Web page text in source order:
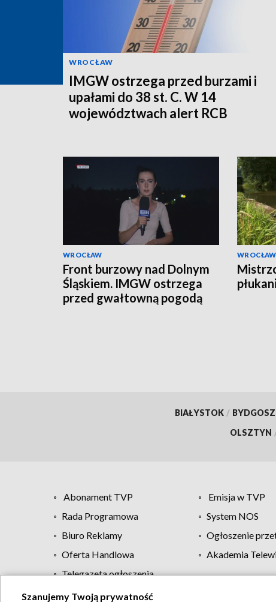
WROCŁAW
IMGW ostrzega przed burzami i
upałami do 38 st. C. W 14
województwach alert RCB
WROCŁAW
Front burzowy nad Dolnym
Śląskiem. IMGW ostrzega
przed gwałtowną pogodą
WROCŁAW
BIAŁYSTOK /
OLSZTYN
Abonament TVP Emisja w TVP
Rada Programowa
System NOS
Biuro Reklamy
Ogłoszenie
Oferta Handlowa
Akademia
Telegazeta ogłoszenia
Szanujemy Twoją prywatność